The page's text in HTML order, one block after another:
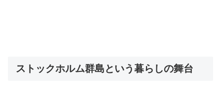
ストックホルム群島という暮らしの舞台